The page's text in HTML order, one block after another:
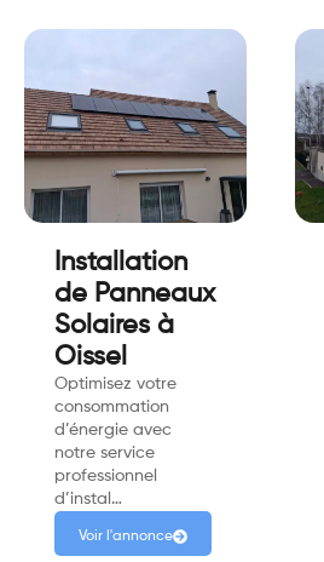
Installation
de Panneaux
Solaires à
Oissel
Optimisez votre
consommation
d’énergie avec
notre service
professionnel
d’instal…
Voir l'annonce